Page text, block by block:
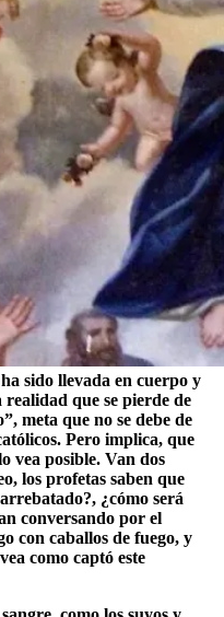
sido llevada en cuerpo y
que se pierde de
meta que no se debe de
Pero implica, que
vea posible. Van dos
los profetas saben que
¿cómo será
conversando por el
con caballos de fuego, y
como captó este